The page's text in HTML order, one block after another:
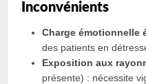
Inconvénients
Charge émotionnelle
des patients en
Exposition aux
présente) : nécessite